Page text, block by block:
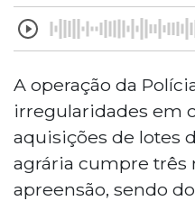
A operação da
irregularidades em
aquisições de lotes
agrária cumpre três
apreensão, sendo